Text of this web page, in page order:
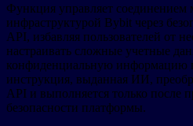
Функция управляет
инфраструктурой Bybit через
API, избавляя пользователей от
настраивать сложные учетные
конфиденциальную информацию
инструкция, выданная ИИ,
API и выполняется только после
безопасности платформы.